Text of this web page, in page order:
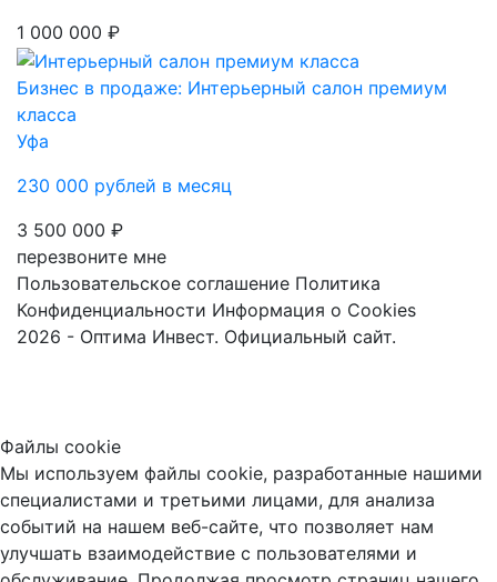
1 000 000 ₽
Бизнес в продаже: Интерьерный салон премиум
класса
Уфа
230 000 рублей в месяц
3 500 000 ₽
перезвоните мне
Пользовательское соглашение Политика
Конфиденциальности Информация о Cookies
2026 - Оптима Инвест. Официальный сайт.
Файлы cookie
Мы используем файлы cookie, разработанные нашими
специалистами и третьими лицами, для анализа
событий на нашем веб-сайте, что позволяет нам
улучшать взаимодействие с пользователями и